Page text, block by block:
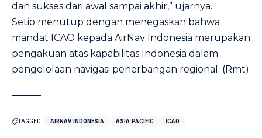
dan sukses dari awal sampai akhir,” ujarnya.
Setio menutup dengan menegaskan bahwa
mandat ICAO kepada AirNav Indonesia merupakan
pengakuan atas kapabilitas Indonesia dalam
pengelolaan navigasi penerbangan regional. (Rmt)
TAGGED: AIRNAV INDONESIA ASIA PACIFIC ICAO